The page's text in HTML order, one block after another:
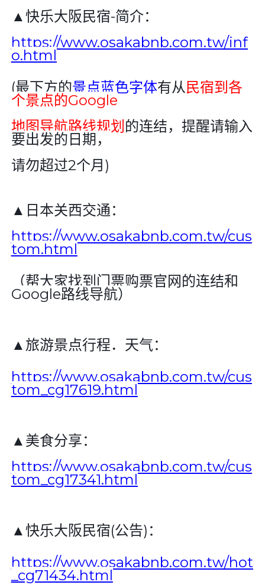
▲快乐大阪民宿-简介：
https://www.osakabnb.com.tw/inf
o.html
(最下方的景点蓝色字体有从民宿到各
个景点的Google
地图导航路线规划 的连结，提醒请输入
要出发的日期，
请勿超过2个月)
▲日本关西交通：
https://www.osakabnb.com.tw/cus
tom.html
（帮大家找到门票购票官网的连结和
Google路线导航）
▲旅游景点行程．天气：
https://www.osakabnb.com.tw/cus
tom_cg17619.html
▲美食分享：
https://www.osakabnb.com.tw/cus
tom_cg17341.html
▲快乐大阪民宿(公告) ：
https://www.osakabnb.com.tw/hot
_cg71434.html